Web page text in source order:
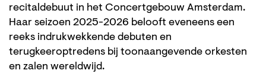
recitaldebuut in het Concertgebouw Amsterdam.
Haar seizoen 2025-2026 belooft eveneens een
reeks indrukwekkende debuten en
terugkeeroptredens bij toonaangevende orkesten
en zalen wereldwijd.